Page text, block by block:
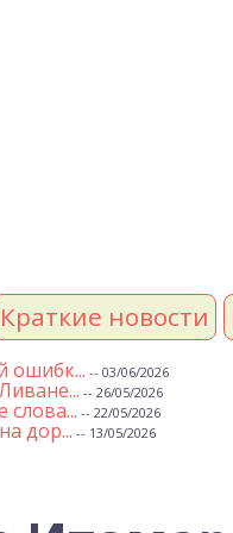
Краткие новости
ошибк... -- 03/06/2026
-- 26/05/2026
-- 22/05/2026
дор... -- 13/05/2026